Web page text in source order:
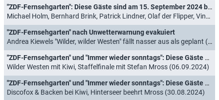
"ZDF-Fernsehgarten": Diese Gäste sind am 15. September 2024 beim großen Schlagerfestival dabei
Michael Holm, Bernhard Brink, Patrick Lindner, Olaf der Flipper, Vincent Gross und mehr (13.09.2024)
"ZDF-Fernsehgarten" nach Unwetterwarnung evakuiert
Andrea Kiewels "Wilder, wilder Westen" fällt nasser aus als geplant (08.09.2024)
"ZDF-Fernsehgarten" und "Immer wieder sonntags": Diese Gäste sind am 8. September 2024 dabei
Wilder Westen mit Kiwi, Staffelfinale mit Stefan Mross (06.09.2024)
"ZDF-Fernsehgarten" und "Immer wieder sonntags": Diese Gäste sind am 1. September 2024 dabei
Discofox & Backen bei Kiwi, Hinterseer beehrt Mross (30.08.2024)